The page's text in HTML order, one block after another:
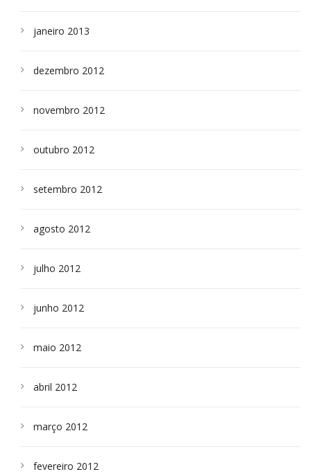
janeiro 2013
dezembro 2012
novembro 2012
outubro 2012
setembro 2012
agosto 2012
julho 2012
junho 2012
maio 2012
abril 2012
março 2012
fevereiro 2012